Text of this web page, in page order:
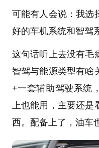
可能有人会说：我选
好的车机系统和智驾
这句话听上去没有毛
智驾与能源类型有啥
+一套辅助驾驶系统
上也能用，主要还
西。配备上了，油车